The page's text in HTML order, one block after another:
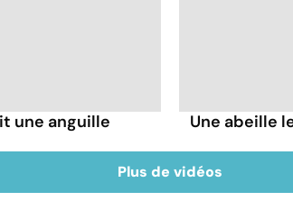
une anguille
Une abeille
Plus de vidéos